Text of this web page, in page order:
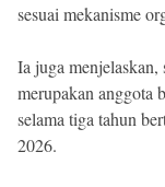
sesuai mekanisme
Ia juga menjelaskan,
merupakan
selama tiga tahun
2026.